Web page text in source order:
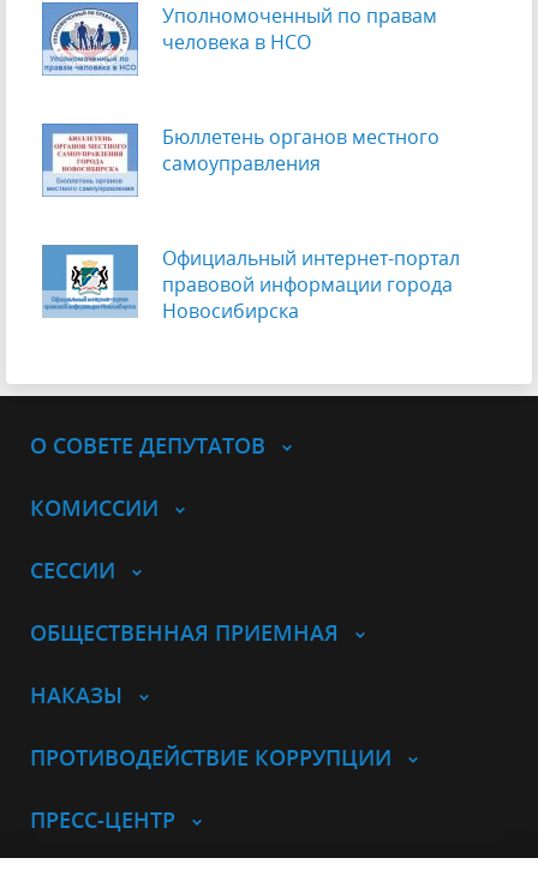
Уполномоченный по правам
человека в НСО
Бюллетень органов местного
самоуправления
Официальный интернет-портал
правовой информации города
Новосибирска
О СОВЕТЕ ДЕПУТАТОВ
КОМИССИИ
СЕССИИ
ОБЩЕСТВЕННАЯ ПРИЕМНАЯ
НАКАЗЫ
ПРОТИВОДЕЙСТВИЕ КОРРУПЦИИ
ПРЕСС-ЦЕНТР